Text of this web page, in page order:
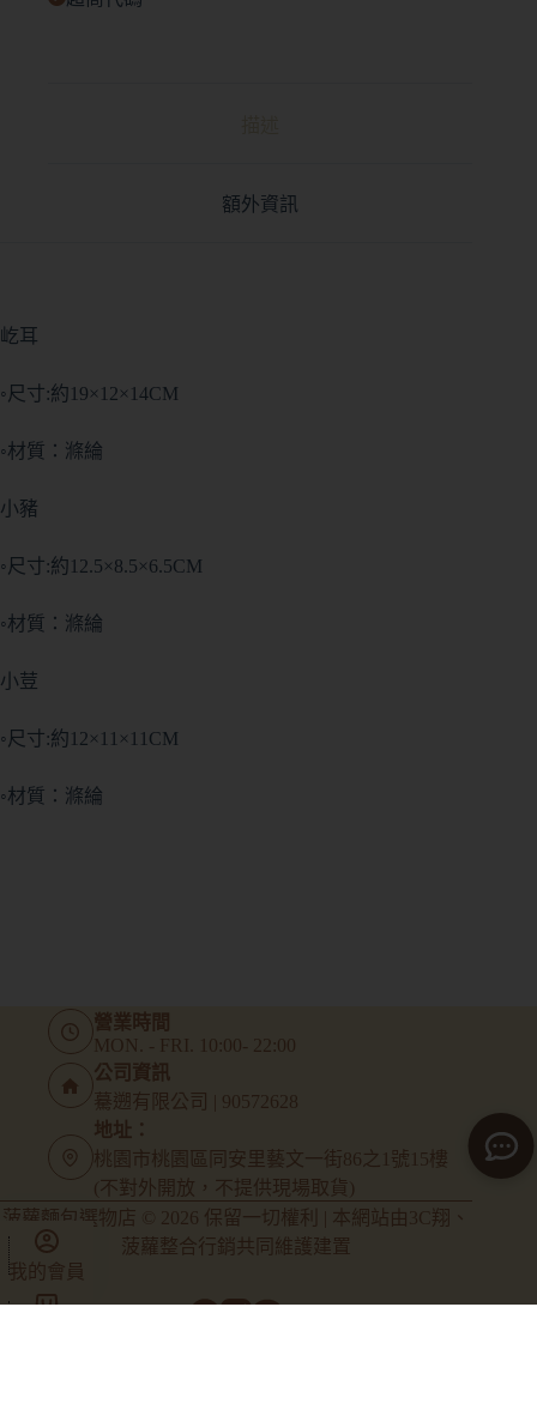
額外資訊
屹耳
◦尺寸:約19×12×14CM
◦材質：滌綸
小豬
◦尺寸:約12.5×8.5×6.5CM
◦材質：滌綸
小荳
◦尺寸:約12×11×11CM
◦材質：滌綸
營業時間
MON. - FRI. 10:00- 22:00
公司資訊
驀遡有限公司 | 90572628
地址：
桃園市桃園區同安里藝文一街86之1號15樓
(不對外開放，不提供現場取貨)
菠蘿麵包選物店 © 2026 保留一切權利 | 本網站由 3C翔
、
菠蘿整合行銷 共同維護建置
我的會員